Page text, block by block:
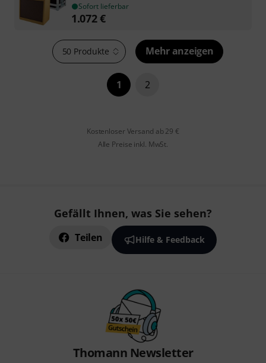
Sofort lieferbar
1.072€
50 Produkte Mehr anzeigen
1 2
Kostenloser Versand ab 29 €
Alle Preise inkl. MwSt.
Gefällt Ihnen, was Sie sehen?
Teilen Hilfe & Feedback
Thomann Newsletter